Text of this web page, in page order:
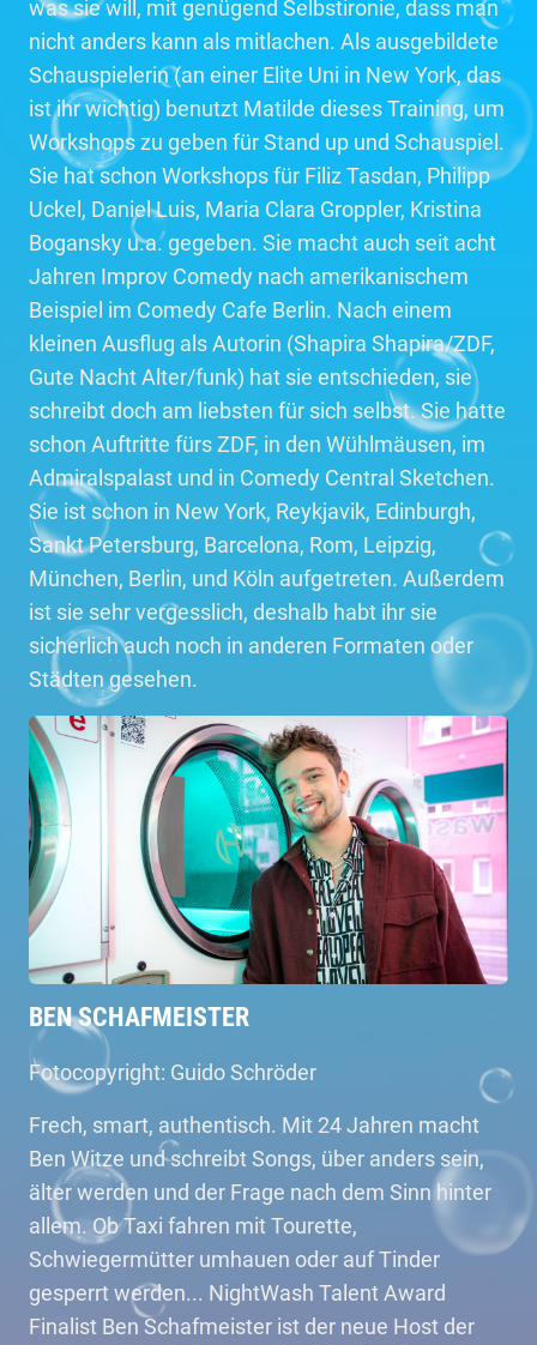
was sie will, mit genügend Selbstironie, dass man
nicht anders kann als mitlachen. Als ausgebildete
Schauspielerin (an einer Elite Uni in New York, das
ist ihr wichtig) benutzt Matilde dieses Training, um
Workshops zu geben für Stand up und Schauspiel.
Sie hat schon Workshops für Filiz Tasdan, Philipp
Uckel, Daniel Luis, Maria Clara Groppler, Kristina
Bogansky u.a. gegeben. Sie macht auch seit acht
Jahren Improv Comedy nach amerikanischem
Beispiel im Comedy Cafe Berlin. Nach einem
kleinen Ausflug als Autorin (Shapira Shapira/ZDF,
Gute Nacht Alter/funk) hat sie entschieden, sie
schreibt doch am liebsten für sich selbst. Sie hatte
schon Auftritte fürs ZDF, in den Wühlmäusen, im
Admiralspalast und in Comedy Central Sketchen.
Sie ist schon in New York, Reykjavik, Edinburgh,
Sankt Petersburg, Barcelona, Rom, Leipzig,
München, Berlin, und Köln aufgetreten. Außerdem
ist sie sehr vergesslich, deshalb habt ihr sie
sicherlich auch noch in anderen Formaten oder
Städten gesehen.
BEN SCHAFMEISTER
Fotocopyright: Guido Schröder
Frech, smart, authentisch. Mit 24 Jahren macht
Ben Witze und schreibt Songs, über anders sein,
älter werden und der Frage nach dem Sinn hinter
allem. Ob Taxi fahren mit Tourette,
Schwiegermütter umhauen oder auf Tinder
gesperrt werden... NightWash Talent Award
Finalist Ben Schafmeister ist der neue Host der